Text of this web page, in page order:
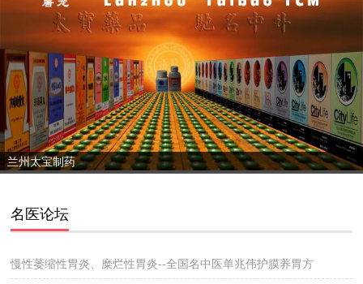
兰州太宝制药
名医论坛
慢性萎缩性胃炎、糜烂性胃炎--全国名中医单兆伟护膜养胃方